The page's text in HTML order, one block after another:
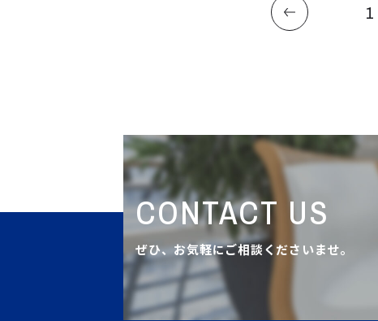
1
CONTACT US
ぜひ、お気軽にご相談くださいませ。